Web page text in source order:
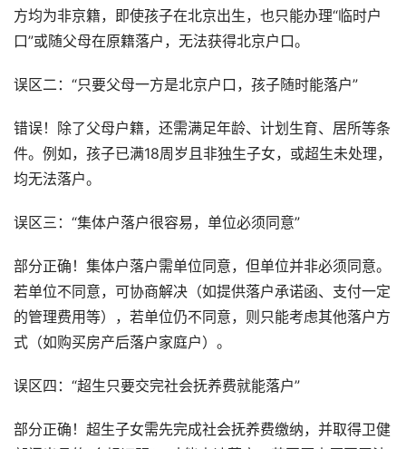
方均为非京籍，即使孩子在北京出生，也只能办理“临时户
口”或随父母在原籍落户，无法获得北京户口。
误区二：“只要父母一方是北京户口，孩子随时能落户”
错误！除了父母户籍，还需满足年龄、计划生育、居所等条
件。例如，孩子已满18周岁且非独生子女，或超生未处理，
均无法落户。
误区三：“集体户落户很容易，单位必须同意”
部分正确！集体户落户需单位同意，但单位并非必须同意。
若单位不同意，可协商解决（如提供落户承诺函、支付一定
的管理费用等），若单位仍不同意，则只能考虑其他落户方
式（如购买房产后落户家庭户）。
误区四：“超生只要交完社会抚养费就能落户”
部分正确！超生子女需先完成社会抚养费缴纳，并取得卫健